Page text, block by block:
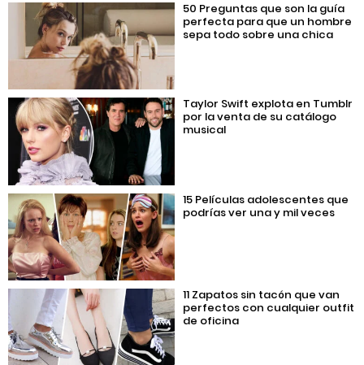
50 Preguntas que son la guía
perfecta para que un hombre
sepa todo sobre una chica
Taylor Swift explota en Tumblr
por la venta de su catálogo
musical
15 Películas adolescentes que
podrías ver una y mil veces
11 Zapatos sin tacón que van
perfectos con cualquier outfit
de oficina